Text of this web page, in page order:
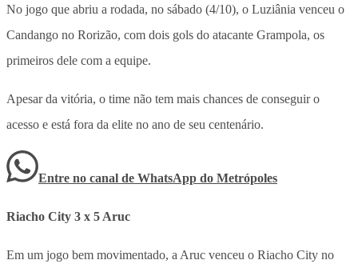
No jogo que abriu a rodada, no sábado (4/10), o Luziânia venceu o
Candango no Rorizão, com dois gols do atacante Grampola, os
primeiros dele com a equipe.
Apesar da vitória, o time não tem mais chances de conseguir o
acesso e está fora da elite no ano de seu centenário.
Entre no canal de WhatsApp do Metrópoles
Riacho City 3 x 5 Aruc
Em um jogo bem movimentado, a Aruc venceu o Riacho City no